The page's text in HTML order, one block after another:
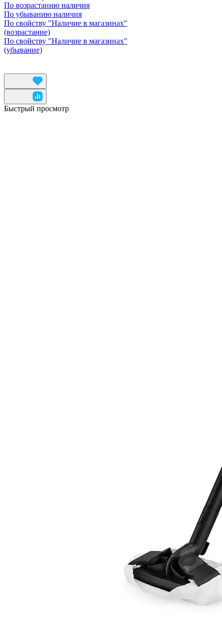
По возрастанию наличия
По убыванию наличия
По свойству "Наличие в магазинах"
(возрастание)
По свойству "Наличие в магазинах"
(убывание)
Быстрый просмотр